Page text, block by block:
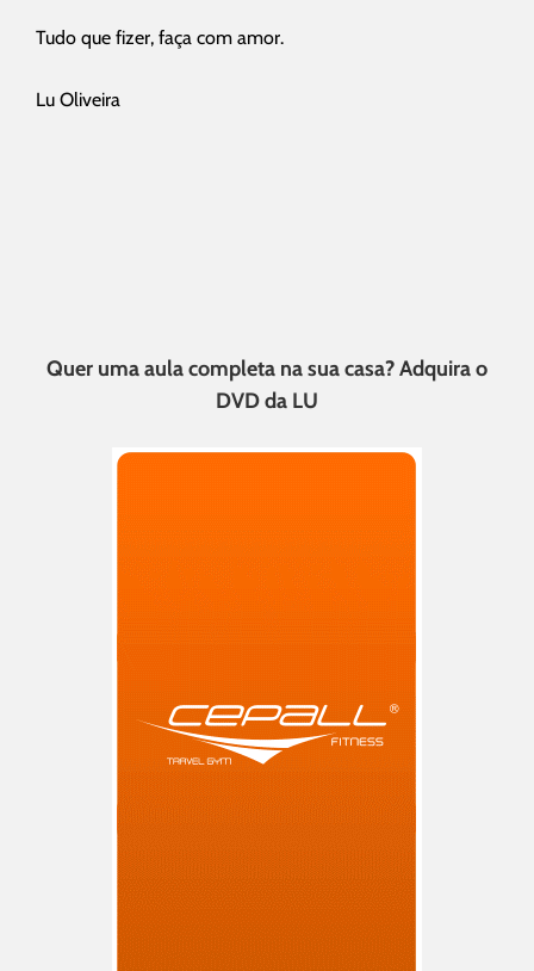
Tudo que fizer, faça com amor.
Lu Oliveira
Quer uma aula completa na sua casa? Adquira o
DVD da LU